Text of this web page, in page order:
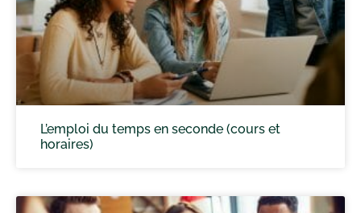
L’emploi du temps en seconde (cours et
horaires)